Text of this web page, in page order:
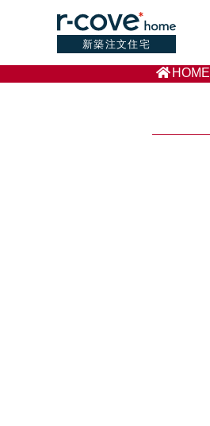
新築注文住宅
HOME